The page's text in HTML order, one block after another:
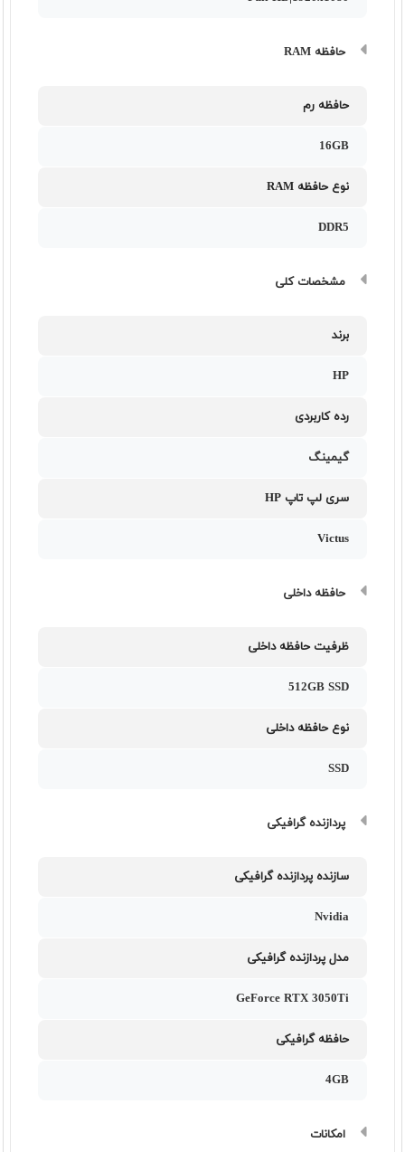
حافظه RAM
حافظه رم
16GB
نوع حافظه RAM
DDR5
مشخصات کلی
برند
HP
رده کاربردی
گیمینگ
سری لپ تاپ HP
Victus
حافظه داخلی
ظرفیت حافظه داخلی
512GB SSD
نوع حافظه داخلی
SSD
پردازنده گرافیکی
سازنده پردازنده گرافیکی
Nvidia
مدل پردازنده گرافیکی
GeForce RTX 3050Ti
حافظه گرافیکی
4GB
امکانات